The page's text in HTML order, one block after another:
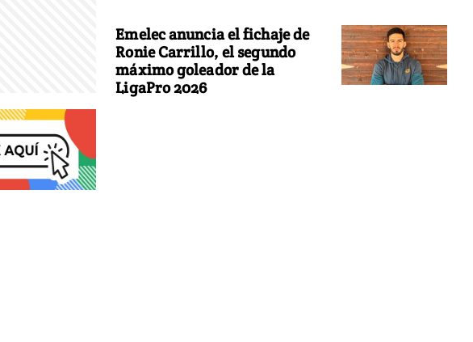
Emelec anuncia el fichaje de
Ronie Carrillo, el segundo
máximo goleador de la
LigaPro 2026